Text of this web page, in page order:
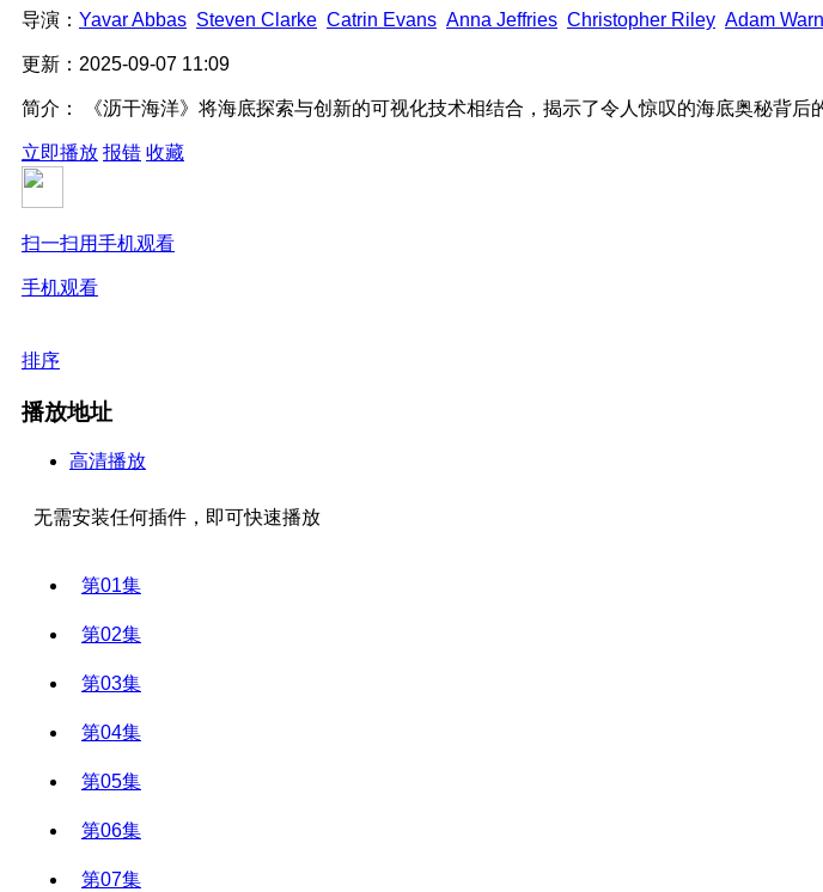
导演： Yavar Abbas Steven Clarke Catrin Evans Anna Jeffries Christopher Riley Adam
更新： 2025-09-07 11:09
简介： 《沥干海洋》将海底探索与创新的可视化技术相结合，揭示了令人惊叹的海底奥秘背后
立即播放 报错 收藏
扫一扫用手机观看
手机观看
排序
播放地址
高清播放
无需安装任何插件，即可快速播放
第01集
第02集
第03集
第04集
第05集
第06集
第07集